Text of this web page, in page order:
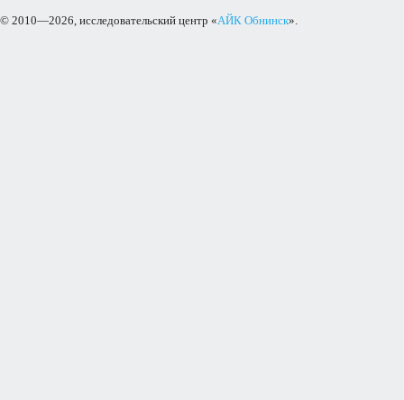
© 2010—2026, исследовательский центр «АЙК Обнинск».